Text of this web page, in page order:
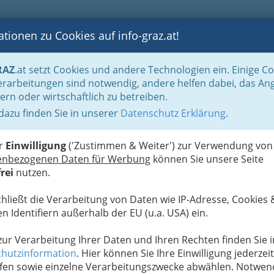
BLOGS FOTOS GASTRONOMIE BRANCHEN
zu Cookies auf info-graz.at!
.at setzt Cookies und andere Technologien ein. Einige
sind notwendig, andere helfen dabei, das
oder wirtschaftlich zu betreiben.
finden Sie in unserer Datenschutz Erklärung.
Einwilligung('Zustimmen & Weiter') zur Verwendung von
Daten für Werbung können Sie unsere Seite
nutzen.
die Verarbeitung von Daten wie IP-Adresse, Cookies
Identifiern außerhalb der EU (u.a. USA) ein.
Verarbeitung Ihrer Daten und Ihren Rechten finden Sie
. Hier können Sie Ihre Einwilligung jederzeit
sowie einzelne Verarbeitungszwecke abwählen.
& Handwerk, Gliederung der WKO Textilreiniger, Wäscher & Färber